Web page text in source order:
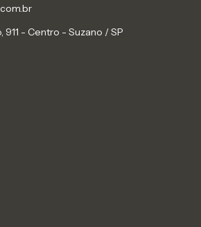
911 - Centro - Suzano / SP